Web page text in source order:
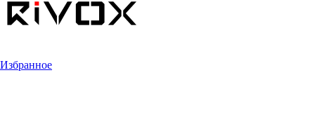
Избранное